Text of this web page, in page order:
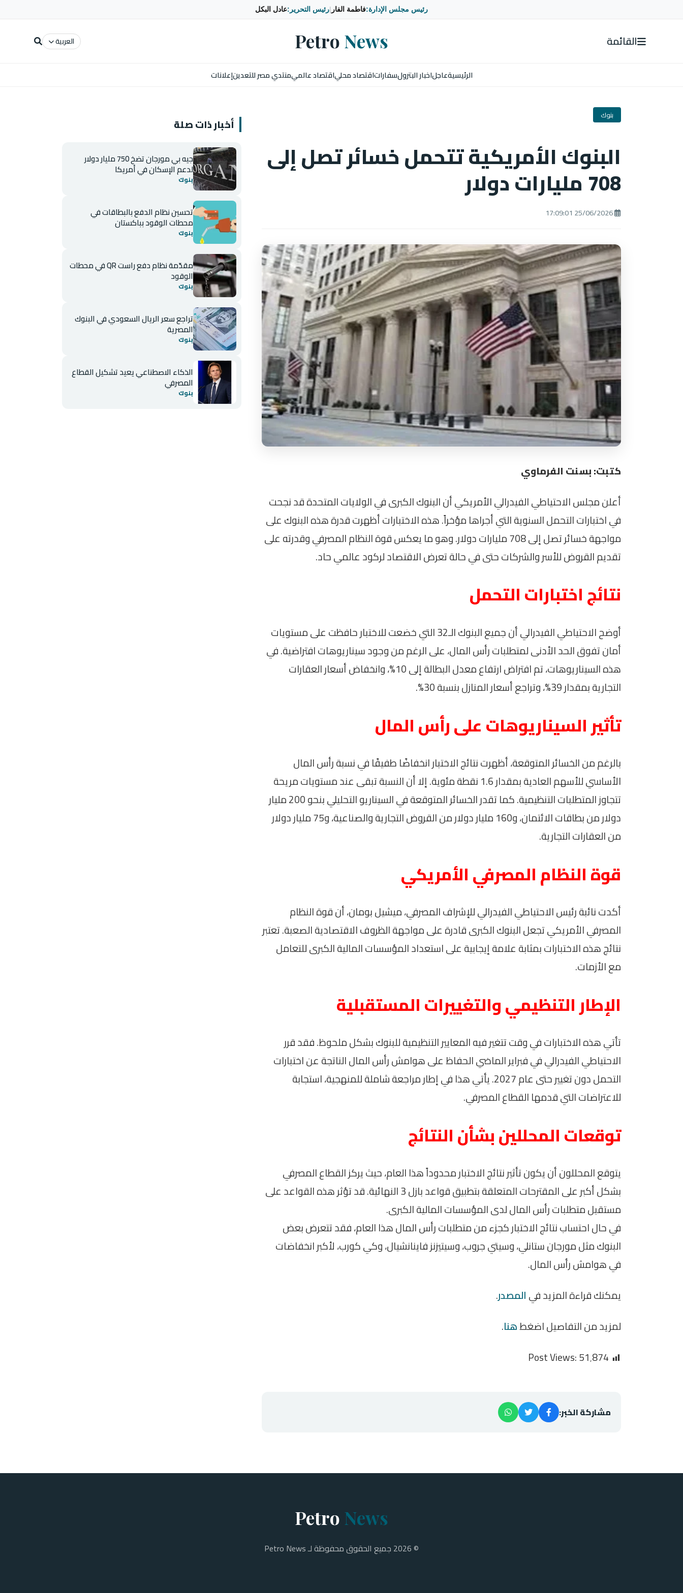
رئيس مجلس الإدارة:فاطمة الفار رئيس التحرير:عادل البكل
القائمة Petro News العربية
الرئيسيةعاجلاخبار البترولسفاراتاقتصاد محلياقتصاد عالميمنتدي مصر للتعدينإعلانات
بنوك
البنوك الأمريكية تتحمل خسائر تصل إلى
708 مليارات دولار
كتبت: بسنت الفرماوي
أعلن مجلس الاحتياطي الفيدرالي الأمريكي أن البنوك الكبرى في الولايات المتحدة قد نجحت
في اختبارات التحمل السنوية التي أجراها مؤخراً. هذه الاختبارات أظهرت قدرة هذه البنوك على
مواجهة خسائر تصل إلى 708 مليارات دولار. وهو ما يعكس قوة النظام المصرفي وقدرته على
تقديم القروض للأسر والشركات حتى في حالة تعرض الاقتصاد لركود عالمي حاد.
نتائج اختبارات التحمل
أوضح الاحتياطي الفيدرالي أن جميع البنوك الـ32 التي خضعت للاختبار حافظت على مستويات
أمان تفوق الحد الأدنى لمتطلبات رأس المال، على الرغم من وجود سيناريوهات افتراضية. في
هذه السيناريوهات، تم افتراض ارتفاع معدل البطالة إلى 10%، وانخفاض أسعار العقارات
التجارية بمقدار 39%، وتراجع أسعار المنازل بنسبة 30%.
تأثير السيناريوهات على رأس المال
بالرغم من الخسائر المتوقعة، أظهرت نتائج الاختبار انخفاضًا طفيفًا في نسبة رأس المال
الأساسي للأسهم العادية بمقدار 1.6 نقطة مئوية. إلا أن النسبة تبقى عند مستويات مريحة
تتجاوز المتطلبات التنظيمية. كما تقدر الخسائر المتوقعة في السيناريو التحليلي بنحو 200 مليار
دولار من بطاقات الائتمان، و160 مليار دولار من القروض التجارية والصناعية، و75 مليار دولار
من العقارات التجارية.
قوة النظام المصرفي الأمريكي
أكدت نائبة رئيس الاحتياطي الفيدرالي للإشراف المصرفي، ميشيل بومان، أن قوة النظام
المصرفي الأمريكي تجعل البنوك الكبرى قادرة على مواجهة الظروف الاقتصادية الصعبة. تعتبر
نتائج هذه الاختبارات بمثابة علامة إيجابية على استعداد المؤسسات المالية الكبرى للتعامل
مع الأزمات.
الإطار التنظيمي والتغييرات المستقبلية
تأتي هذه الاختبارات في وقت تتغير فيه المعايير التنظيمية للبنوك بشكل ملحوظ. فقد قرر
الاحتياطي الفيدرالي في فبراير الماضي الحفاظ على هوامش رأس المال الناتجة عن اختبارات
التحمل دون تغيير حتى عام 2027. يأتي هذا في إطار مراجعة شاملة للمنهجية، استجابة
للاعتراضات التي قدمها القطاع المصرفي.
توقعات المحللين بشأن النتائج
يتوقع المحللون أن يكون تأثير نتائج الاختبار محدوداً هذا العام، حيث يركز القطاع المصرفي
بشكل أكبر على المقترحات المتعلقة بتطبيق قواعد بازل 3 النهائية. قد تؤثر هذه القواعد على
مستقبل متطلبات رأس المال لدى المؤسسات المالية الكبرى.
في حال احتساب نتائج الاختبار كجزء من متطلبات رأس المال هذا العام، فقد تتعرض بعض
البنوك مثل مورجان ستانلي، وسيتي جروب، وسيتيزنز فاينانشيال، وكي كورب، لأكبر انخفاضات
في هوامش رأس المال.
يمكنك قراءة المزيد فيالمصدر.
لمزيد من التفاصيل اضغطهنا.
Post Views:51٬874
مشاركة الخبر:
أخبار ذات صلة
جيه بي مورجان تضخ 750 مليار دولار
لدعم الإسكان في أمريكا
بنوك
تحسين نظام الدفع بالبطاقات في
محطات الوقود بباكستان
بنوك
مقدّمة نظام دفع راست QR في محطات
الوقود
بنوك
تراجع سعر الريال السعودي في البنوك
المصرية
بنوك
الذكاء الاصطناعي يعيد تشكيل القطاع
المصرفي
بنوك
Petro News
© 2026 جميع الحقوق محفوظة لـ Petro News